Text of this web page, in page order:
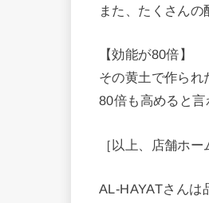
また、たくさんの
​【効能が80倍】
その黄土で作ら
80倍も高めると言
［以上、店舗ホ
AL-HAYATさんは